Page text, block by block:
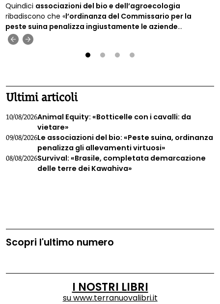
Quindici associazioni del bio e dell’agroecologia
ribadiscono che «l’ordinanza del Commissario per la
peste suina penalizza ingiustamente le aziende
estensive
rispetto delle loro esigenze e dell’ambiente.
Ultimi articoli
10/08/2026Animal Equity: «Botticelle con i cavalli: da
vietare»
09/08/2026Le associazioni del bio: «Peste suina, ordinanza
penalizza gli allevamenti virtuosi»
08/08/2026Survival: «Brasile, completata demarcazione
delle terre dei Kawahiva»
Scopri l'ultimo numero
I NOSTRI LIBRI
suwww.terranuovalibri.it